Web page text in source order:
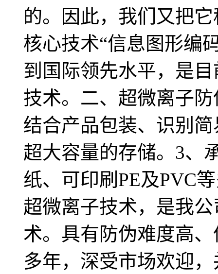
的。因此，我们又把
核心技术“信息图形编
到国际领先水平，是
技术。二、超微离子
结合产品包装、识别
超大容量的存储。3、
纸、可印刷PE及PVC
超微离子技术，是我
术。具有防伪难度高
多年，深受市场欢迎